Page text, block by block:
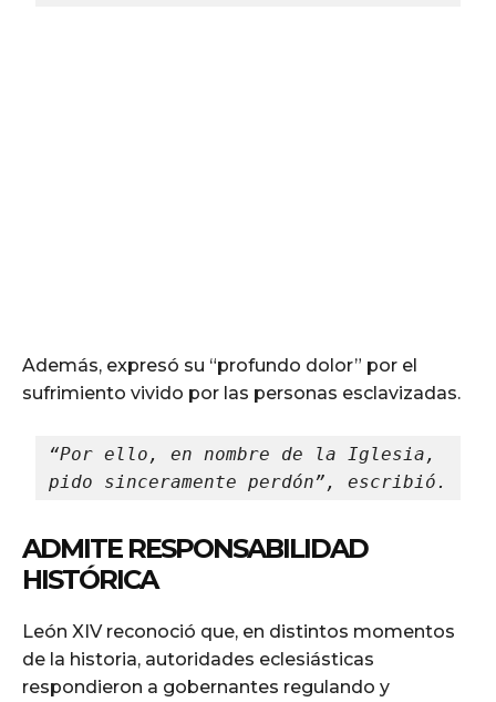
Además, expresó su “profundo dolor” por el
sufrimiento vivido por las personas esclavizadas.
“Por ello, en nombre de la Iglesia,
pido sinceramente perdón”, escribió.
ADMITE RESPONSABILIDAD
HISTÓRICA
León XIV reconoció que, en distintos momentos
de la historia, autoridades eclesiásticas
respondieron a gobernantes regulando y